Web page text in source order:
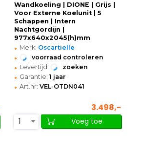
Wandkoeling | DIONE | Grijs |
Voor Externe Koelunit | 5
Schappen | Intern
Nachtgordijn |
977x640x2045(h)mm
• Merk: Oscartielle
• voorraad controleren
• Levertijd: zoeken
• Garantie: 1 jaar
• Art.nr: VEL-OTDN041
3.498,-
1
Voeg toe